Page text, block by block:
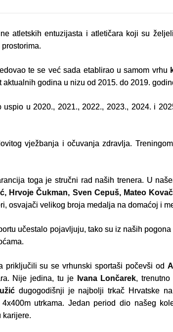
atletskih entuzijasta i atletičara koji su
te se već sada etablirao u samom vrhu
godina u nizu od 2015. do 2019.
u 2020., 2021., 2022., 2023., 2024. i
vježbanja i očuvanja zdravlja.
toga je stručni rad naših trenera. U
Hrvoje Čukman, Sven Cepuš, Mateo
osvajači velikog broja medalja na domaćoj i
učestalo pojavljuju, tako su iz naših
priključili su se vrhunski sportaši počevši od
Nije jedina, tu je
Ivana Lončarek,
dugogodišnji je najbolji trkač Hrvatske
utrkama. Jedan period dio našeg
karijere.